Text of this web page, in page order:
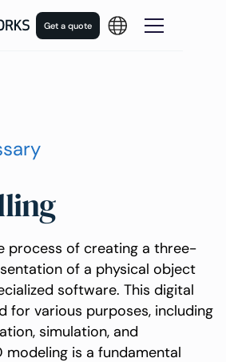
Get a quote
process of creating a three-
of a physical object
software. This digital
for various purposes, including
simulation, and
modeling is a fundamental